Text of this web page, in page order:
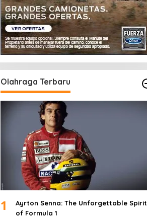
Olahraga Terbaru
1
Ayrton Senna: The Unforgettable Spirit
of Formula 1